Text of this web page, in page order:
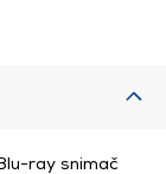
ray snimač